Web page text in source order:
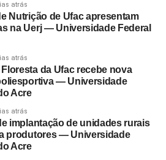
atrás
Nutrição de Ufac apresentam
na Uerj — Universidade Federal
atrás
da Ufac recebe nova
— Universidade
Acre
atrás
implantação de unidades rurais
produtores — Universidade
Acre